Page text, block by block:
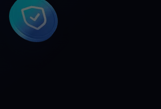
Potenzial mit grenzenlosen